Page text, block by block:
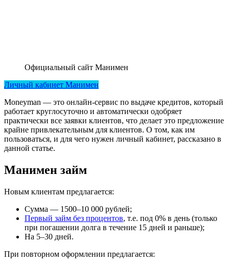
Официальный сайт Манимен
Личный кабинет Манимен
Moneyman — это онлайн-сервис по выдаче кредитов, который
работает круглосуточно и автоматически одобряет
практически все заявки клиентов, что делает это предложение
крайне привлекательным для клиентов. О том, как им
пользоваться, и для чего нужен личный кабинет, рассказано в
данной статье.
Манимен займ
Новым клиентам предлагается:
Сумма — 1500–10 000 рублей;
Первый займ без процентов, т.е. под 0% в день (только
при погашении долга в течение 15 дней и раньше);
На 5–30 дней.
При повторном оформлении предлагается: